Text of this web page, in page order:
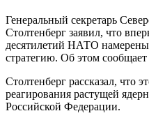
Генеральный секретарь
Столтенберг заявил, что
десятилетий НАТО
стратегию. Об этом сообщает
Столтенберг рассказал, что
реагирования растущей
Российской Федерации.